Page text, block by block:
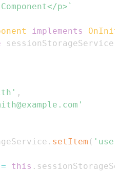
p> `
implements
OnInit
sessionStorageService
,
. setItem (
= this .